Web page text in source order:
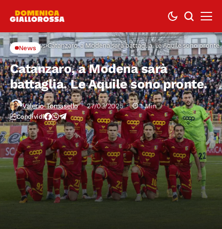
Home News Catanzaro, a Modena sarà battaglia. Le Aquile sono pronte.
News
Catanzaro, a Modena sarà
battaglia. Le Aquile sono pronte.
Valerio Tomasello 27/03/2025 1 Min
Condividi